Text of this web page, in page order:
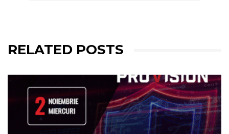
RELATED POSTS